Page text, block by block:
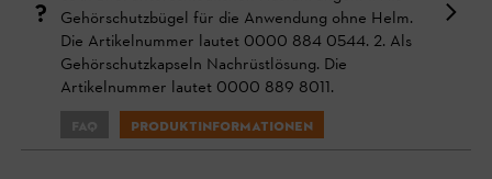
Gehörschutzbügel für die Anwendung ohne Helm.
Die Artikelnummer lautet 0000 884 0544. 2. Als
Gehörschutzkapseln Nachrüstlösung. Die
Artikelnummer lautet 0000 889 8011.
FAQ Produktinformationen